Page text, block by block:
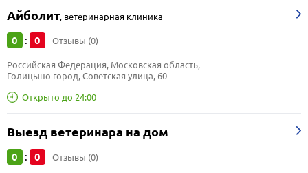
Айболит, ветеринарная клиника
0 : 0 Отзывы (0)
Открыто до 24:00
Российская Федерация, Московская область,
Голицыно город, Советская улица, 60
Выезд ветеринара на дом
0 : 0 Отзывы (0)